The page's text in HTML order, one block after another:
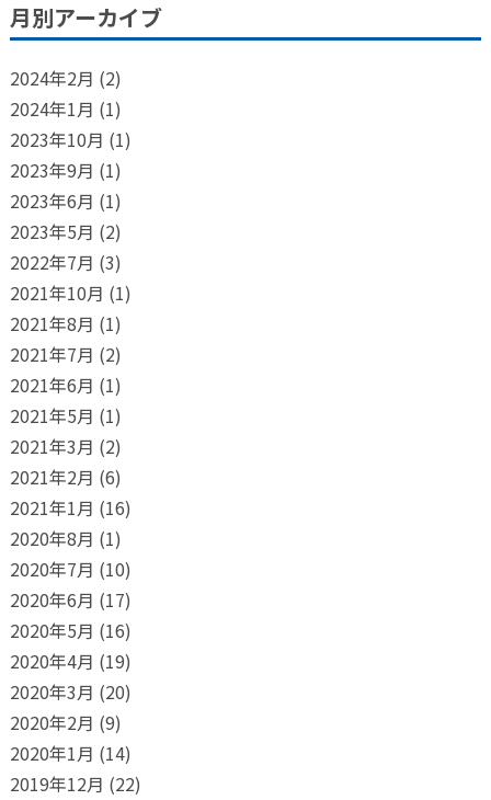
月別アーカイブ
2024年2月 (2)
2024年1月 (1)
2023年10月 (1)
2023年9月 (1)
2023年6月 (1)
2023年5月 (2)
2022年7月 (3)
2021年10月 (1)
2021年8月 (1)
2021年7月 (2)
2021年6月 (1)
2021年5月 (1)
2021年3月 (2)
2021年2月 (6)
2021年1月 (16)
2020年8月 (1)
2020年7月 (10)
2020年6月 (17)
2020年5月 (16)
2020年4月 (19)
2020年3月 (20)
2020年2月 (9)
2020年1月 (14)
2019年12月 (22)